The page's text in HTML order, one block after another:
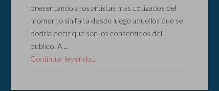
presentando a los artistas más cotizados del
momento sin falta desde luego aquellos que se
podría decir que son los consentidos del
publico. A ...
Continuar leyendo...